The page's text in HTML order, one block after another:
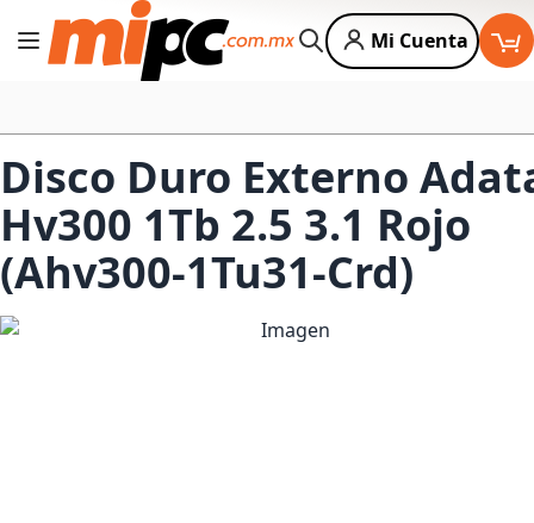
Cambiar Nav
Buscar
Mi Cuenta
Disco Duro Externo
Hv300 1Tb 2.5 3.1 Rojo
(Ahv300-1Tu31-Crd)